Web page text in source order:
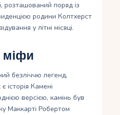
розташований поряд із
родини Колтхерст
у літні місяці.
міфи
безліччю легенд,
історія Камені
версією, камінь був
Маккарті Робертом